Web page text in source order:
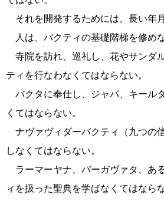
それを開発するためには、長い年
人は、バクティの基礎階梯を修め
寺院を訪れ、巡礼し、花やサンダ
ティを行なわなくてはならない。
バクタに奉仕し、ジャパ、キール
くてはならない。
ナヴァヴィダーバクティ（九つの
しなくてはならない。
ラーマーヤナ、バーガヴァタ、あ
ィを扱った聖典を学ばなくてはならな